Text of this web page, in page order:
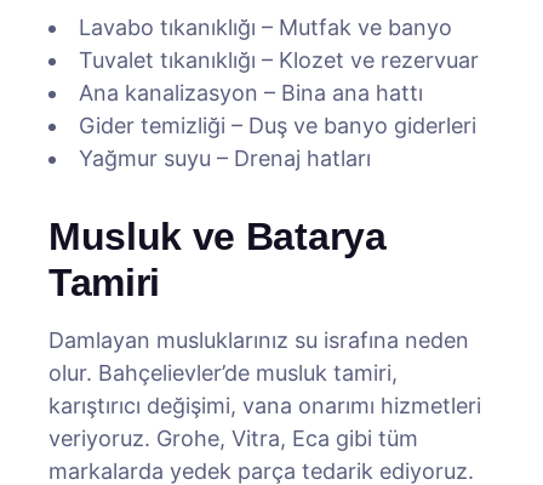
Lavabo tıkanıklığı – Mutfak ve banyo
Tuvalet tıkanıklığı – Klozet ve rezervuar
Ana kanalizasyon – Bina ana hattı
Gider temizliği – Duş ve banyo giderleri
Yağmur suyu – Drenaj hatları
Musluk ve Batarya
Tamiri
Damlayan musluklarınız su israfına neden
olur. Bahçelievler’de musluk tamiri,
karıştırıcı değişimi, vana onarımı hizmetleri
veriyoruz. Grohe, Vitra, Eca gibi tüm
markalarda yedek parça tedarik ediyoruz.